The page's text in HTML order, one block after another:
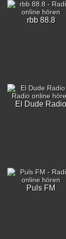
rbb 88.8
El Dude Radio
Puls FM